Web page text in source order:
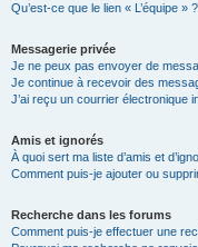
Qu’est-ce que le lien « L’équipe » ?
Messagerie privée
Je ne peux pas envoyer de
Je continue à recevoir des
J’ai reçu un courrier électronique
Amis et ignorés
À quoi sert ma liste d’amis et
Comment puis-je ajouter ou
Recherche dans les forums
Comment puis-je effectuer une